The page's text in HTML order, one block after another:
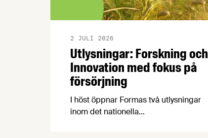
Utlysningar: Forskning och
Innovation med fokus på
försörjning
2 JULI 2026
I höst öppnar Formas två utlysningar
inom det nationella